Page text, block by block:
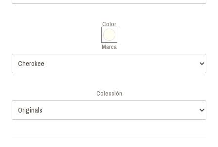
Color
Marca
Colección